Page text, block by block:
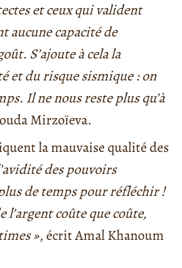
et ceux qui valident
aucune capacité de
S’ajoute à cela la
et du risque sismique : on
Il ne nous reste plus qu’à
Mirzoïeva.
la mauvaise qualité des
des pouvoirs
de temps pour réfléchir !
coûte que coûte,
», écrit Amal Khanoum